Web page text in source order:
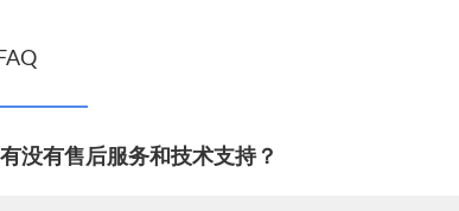
没有售后服务和技术支持？